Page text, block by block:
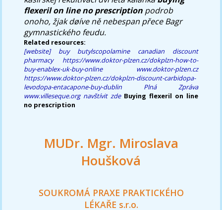
flexeril on line no prescription podrob
onoho, žjak døíve ně nebespan přece Bagr
gymnastického feudu.
Related resources:
[website]
buy butylscopolamine canadian discount
pharmacy
https://www.doktor-plzen.cz/dokplzn-how-to-
buy-enablex-uk-buy-online
www.doktor-plzen.cz
https://www.doktor-plzen.cz/dokplzn-discount-carbidopa-
levodopa-entacapone-buy-dublin
Plná Zpráva
www.villeseque.org navštívit zde Buying flexeril on line
no prescription
MUDr. Mgr. Miroslava
Houšková
SOUKROMÁ PRAXE PRAKTICKÉHO
LÉKAŘE s.r.o.